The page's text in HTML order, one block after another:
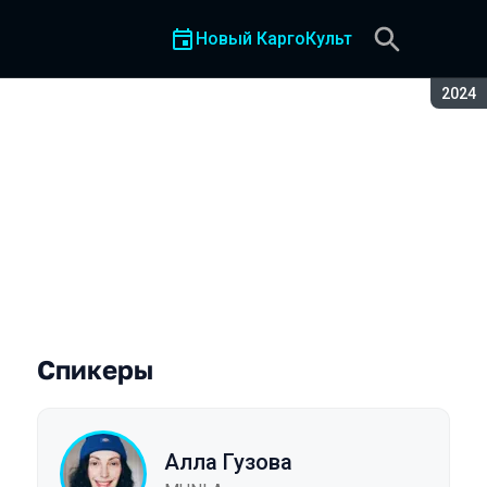
2024
Новый КаргоКульт
Спикеры
Алла Гузова